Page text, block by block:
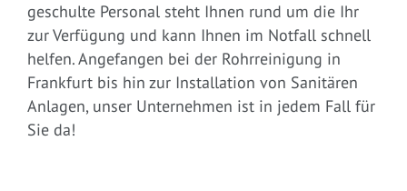
geschulte Personal steht Ihnen rund um die Ihr
zur Verfügung und kann Ihnen im Notfall schnell
helfen. Angefangen bei der Rohrreinigung in
Frankfurt bis hin zur Installation von Sanitären
Anlagen, unser Unternehmen ist in jedem Fall für
Sie da!